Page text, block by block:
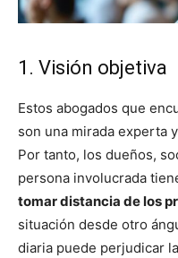
1. Visión objetiva
Estos abogados que
son una mirada experta
Por tanto, los dueños,
persona involucrada
tomar distancia de los
situación desde otro
diaria puede perjudicar